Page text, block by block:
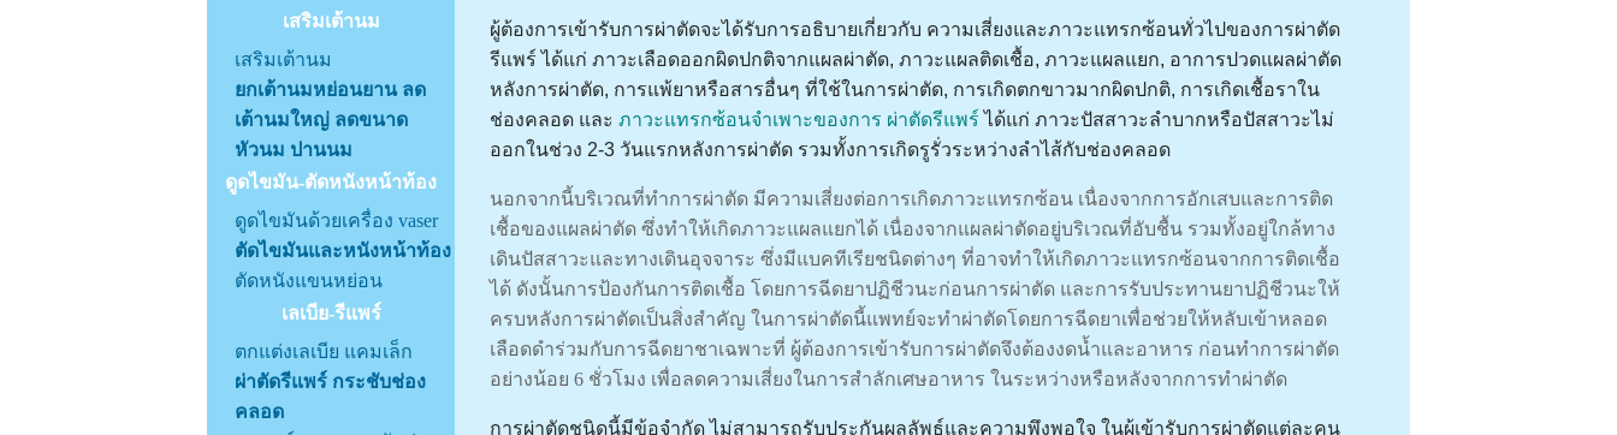
เสริมเต้านม
เสริมเต้านม
ยกเต้านมหย่อนยาน ลด
เต้านมใหญ่ ลดขนาด
หัวนม ปานนม
ดูดไขมัน-ตัดหนังหน้าท้อง
ดูดไขมันด้วยเครื่อง vaser
ตัดไขมันและหนังหน้าท้อง
ตัดหนังแขนหย่อน
เลเบีย-รีแพร์
ตกแต่งเลเบีย แคมเล็ก
ผ่าตัดรีแพร์ กระชับช่อง
คลอด
ผู้ต้องการเข้ารับการผ่าตัดจะได้รับการอธิบายเกี่ยวกับ ความเสี่ยงและภาวะแทรกซ้อนทั่วไปของการผ่าตัด
รีแพร์ ได้แก่ ภาวะเลือดออกผิดปกติจากแผลผ่าตัด, ภาวะแผลติดเชื้อ, ภาวะแผลแยก, อาการปวดแผลผ่าตัด
หลังการผ่าตัด, การแพ้ยาหรือสารอื่นๆ ที่ใช้ในการผ่าตัด, การเกิดตกขาวมากผิดปกติ, การเกิดเชื้อราใน
ช่องคลอด และ ภาวะแทรกซ้อนจำเพาะของการ ผ่าตัดรีแพร์ ได้แก่ ภาวะปัสสาวะลําบากหรือปัสสาวะไม่
ออกในช่วง 2-3 วันแรกหลังการผ่าตัด รวมทั้งการเกิดรูรั่วระหว่างลําไส้กับช่องคลอด
นอกจากนี้บริเวณที่ทำการผ่าตัด มีความเสี่ยงต่อการเกิดภาวะแทรกซ้อน เนื่องจากการอักเสบและการติด
เชื้อของแผลผ่าตัด ซึ่งทำให้เกิดภาวะแผลแยกได้ เนื่องจากแผลผ่าตัดอยู่บริเวณที่อับชื้น รวมทั้งอยู่ใกล้ทาง
เดินปัสสาวะและทางเดินอุจจาระ ซึ่งมีแบคทีเรียชนิดต่างๆ ที่อาจทำให้เกิดภาวะแทรกซ้อนจากการติดเชื้อ
ได้ ดังนั้นการป้องกันการติดเชื้อ โดยการฉีดยาปฏิชีวนะก่อนการผ่าตัด และการรับประทานยาปฏิชีวนะให้
ครบหลังการผ่าตัดเป็นสิ่งสําคัญ ในการผ่าตัดนี้แพทย์จะทำผ่าตัดโดยการฉีดยาเพื่อช่วยให้หลับเข้าหลอด
เลือดดําร่วมกับการฉีดยาชาเฉพาะที่ ผู้ต้องการเข้ารับการผ่าตัดจึงต้องงดน้ำและอาหาร ก่อนทำการผ่าตัด
อย่างน้อย 6 ชั่วโมง เพื่อลดความเสี่ยงในการสำลักเศษอาหาร ในระหว่างหรือหลังจากการทำผ่าตัด
การผ่าตัดชนิดนี้มีข้อจำกัด ไม่สามารถรับประกันผลลัพธ์และความพึงพอใจ ในผู้เข้ารับการผ่าตัดแต่ละคน